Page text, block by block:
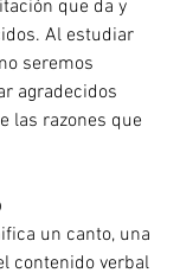
que da y
Al estudiar
seremos
agradecidos
las razones que
un canto, una
contenido verbal